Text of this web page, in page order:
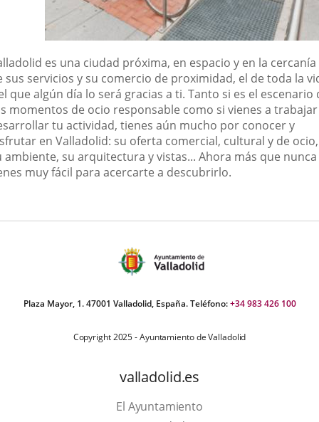
es una ciudad próxima, en espacio y en la cercanía
sus servicios y su comercio de proximidad, el de toda la
que algún día lo será gracias a ti. Tanto si es el escenario
momentos de ocio responsable como si vienes a
tu actividad, tienes aún mucho por conocer y
en Valladolid: su oferta comercial, cultural y de ocio,
ambiente, su arquitectura y vistas... Ahora más que
muy fácil para acercarte a descubrirlo.
Plaza Mayor, 1. 47001 Valladolid, España. Teléfono:+34 983 426 100
Copyright 2025 - Ayuntamiento de Valladolid
valladolid.es
El Ayuntamiento